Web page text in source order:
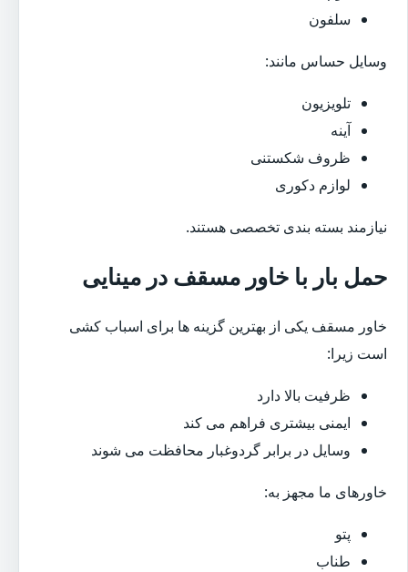
سلفون
وسایل حساس مانند:
تلویزیون
آینه
ظروف شکستنی
لوازم دکوری
نیازمند بسته بندی تخصصی هستند.
حمل بار با خاور مسقف در مینایی
خاور مسقف یکی از بهترین گزینه ها برای اسباب کشی
است زیرا:
ظرفیت بالا دارد
ایمنی بیشتری فراهم می کند
وسایل در برابر گردوغبار محافظت می شوند
خاورهای ما مجهز به:
پتو
طناب